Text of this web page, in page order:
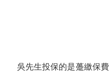
吳先生投保的是躉繳保